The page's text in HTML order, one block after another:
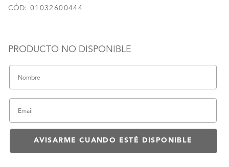
: 01032600444